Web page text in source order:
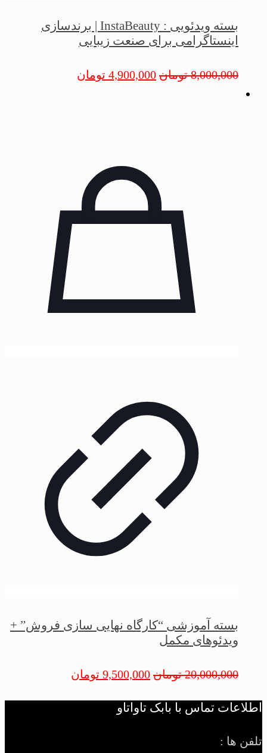
بسته ویدئویی : InstaBeauty | برندسازی
اینستاگرامی برای صنعت زیبایی
8,000,000 تومان 4,900,000 تومان
بسته آموزشی “کارگاه نهایی سازی فروش” +
ویدئوهای مکمل
20,000,000 تومان 9,500,000 تومان
اطلاعات تماس با بابک تاواتاو
تلفن ها :